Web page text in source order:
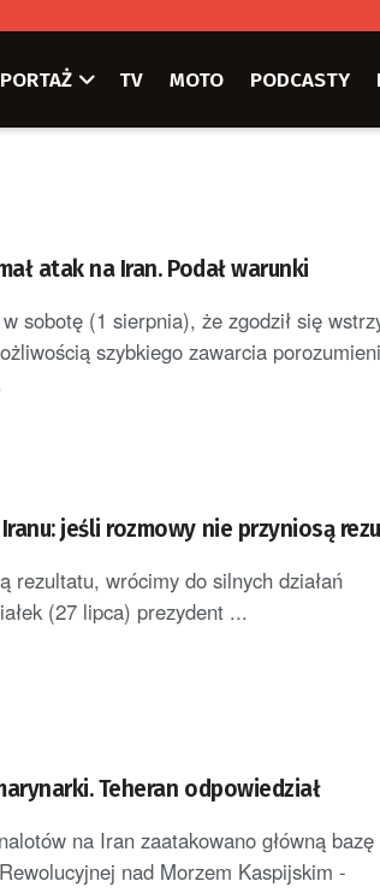
TV MOTO PODCASTY
atak na Iran. Podał warunki
sobotę (1 sierpnia), że zgodził się
szybkiego zawarcia
jeśli rozmowy nie przyniosą
rezultatu, wrócimy do silnych działań
(27 lipca) prezydent ...
Teheran odpowiedział
na Iran zaatakowano główną bazę
nad Morzem Kaspijskim -